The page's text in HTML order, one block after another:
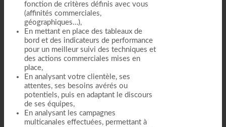
fonction de critères définis avec vous
(affinités commerciales,
géographiques…),
En mettant en place des tableaux de
bord et des indicateurs de performance
pour un meilleur suivi des techniques et
des actions commerciales mises en
place,
En analysant votre clientèle, ses
attentes, ses besoins avérés ou
potentiels, puis en adaptant le discours
de ses équipes,
En analysant les campagnes
multicanales effectuées, permettant à